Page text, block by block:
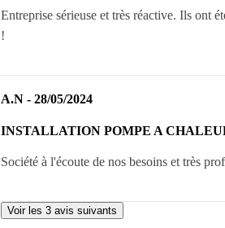
Entreprise sérieuse et très réactive. Ils ont
!
A.N - 28/05/2024
INSTALLATION POMPE A
Société à l'écoute de nos besoins et très
Voir les 3 avis suivants